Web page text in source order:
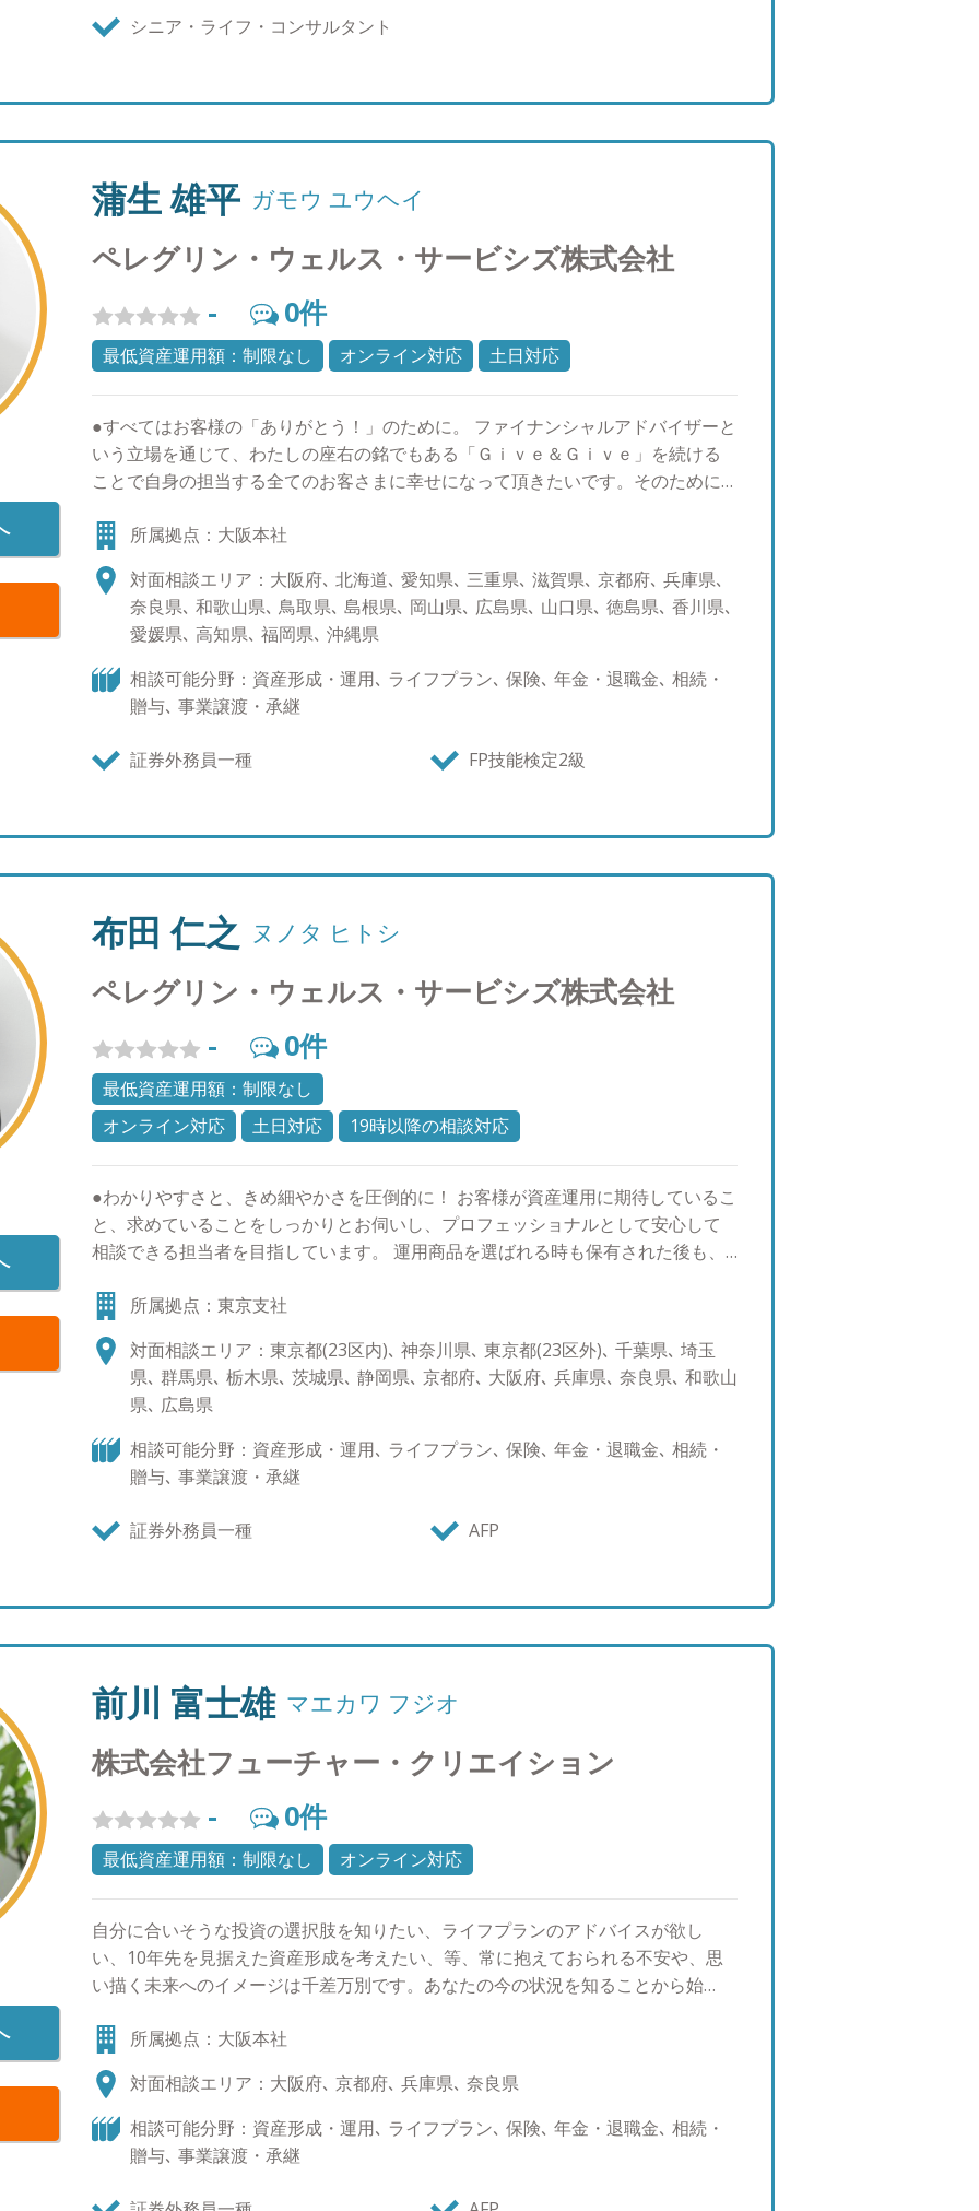
います。課題を見つけることは容易ですがそれを解決させるためにはそれ相応の
り返し行っていき「お金周りは任せた」と言ってもらえるように精進します。
無く、上手く働いているかのチェックや生活や考え方が変化したときにはメンテ
ナンスをすることが必要です。専任の担当者が長く担当することができること
や、仲介する預かり資産を重視したフィービジネスモデルはお客様との利益相反
が起きにくく、中長期の人生設計に適していると思います。 ●趣味 アウトドア：
家族でキャンプやBBQをすることが好きです。 ゴルフ：学生時代から我流で覚え
ました。我流で覚えたため上手くはありません。 スポーツ観戦：特定の種目が好
きだというよりもひとつの目標に向って進んでいる姿に力を貰っています。 ●好
きな本 「高田明と読む世阿弥 昨日の自分を超えていく」高田明／日経BP
シニア・ライフ・コンサルタント
蒲生 雄平 ガモウ ユウヘイ
ペレグリン・ウェルス・サービシズ株式会社
- 0件
最低資産運用額：制限なし オンライン対応 土日対応
●すべてはお客様の「ありがとう！」のために。 ファイナンシャルアドバイザーと
いう立場を通じて、わたしの座右の銘でもある「Ｇｉｖｅ＆Ｇｉｖｅ」を続ける
ことで自身の担当する全てのお客さまに幸せになって頂きたいです。そのために
案だけでなく、お客様のライフスタイルに関わる様々な付加価値の提供が出来る
と確信しております。そしてどんな些細なことでも、「まずは蒲生さんに聞いて
みよう」と真っ先に声を掛けてもらえる担当者になれるよう、日々精進しており
ます。 ●人生１００年時代を共に歩みましょう！ 人生１００年時代と言われる
中、資産形成の重要性が高まっていることは事実であり、あらゆる金融機関で中
長期での運用目標を見据えた資産運用（ゴールベースアプローチ）の提案が主流
となってきています。ただ、その実現にはやはり長期的にお客様を支える関係性
営業ノルマもありませんから、生涯担当を実現できる立場にあり、自分がお客様
和６１年９月１３日生まれ。 ・モチベーションの向上と健康を考え、休日と可能
ることは心の健康にも非常に良い効用があるようです！ 家族との過ごし方も大き
く変化があり、前職では難しかったのですが平日に家族全員で食卓を囲む事がで
きるようになり、週末の金曜日には外食に出かけるなど、休日だけでなく平日も
充実した日々を過ごしております。家族との会話が増え、プライベートな時間も
多く取れるので、これから英会話など30代の習い事に挑戦しようと考えておりま
す。
所属拠点：大阪本社
対面相談エリア：大阪府､ 北海道､ 愛知県､ 三重県､ 滋賀県､ 京都府､ 兵庫県､
奈良県､ 和歌山県､ 鳥取県､ 島根県､ 岡山県､ 広島県､ 山口県､ 徳島県､ 香川県､
愛媛県､ 高知県､ 福岡県､ 沖縄県
相談可能分野：資産形成・運用､ ライフプラン､ 保険､ 年金・退職金､ 相続・
贈与､ 事業譲渡・承継
証券外務員一種 FP技能検定2級
布田 仁之 ヌノタ ヒトシ
ペレグリン・ウェルス・サービシズ株式会社
- 0件
最低資産運用額：制限なし
オンライン対応
土日対応 19時以降の相談対応
●わかりやすさと、きめ細やかさを圧倒的に！ お客様が資産運用に期待しているこ
と、求めていることをしっかりとお伺いし、プロフェッショナルとして安心して
相談できる担当者を目指しています。 運用商品を選ばれる時も保有された後も、
ることがあります。株式等の価格変動商品はナマモノと同じで、今日良いと思っ
ても明日も同じく良い状況とは限りません。適宜、お客様の心理状況を想像しな
がら先回りして情報提供を行うことで、お客様に資産運用を安心して行っていた
だけることを心掛けています。 ●IFAとしての想い IFAの存在はまだまだご存じな
い方も多いかと思います。大切な資産を相談する際には、大手証券の看板に安心
感を覚えるお客様もいらっしゃると思います。ただ、様々な業界でパーソナル化
が進んでいる今、資産運用においてもお客様のご意向や目的は取引の選択肢や情
手が変わることなく、お客様のご意向やお考えに合わせて長期にわたり相談でき
所属拠点：東京支社
対面相談エリア：東京都(23区内)､ 神奈川県､ 東京都(23区外)､ 千葉県､ 埼玉
県､ 群馬県､ 栃木県､ 茨城県､ 静岡県､ 京都府､ 大阪府､ 兵庫県､ 奈良県､ 和歌山
県､ 広島県
相談可能分野：資産形成・運用､ ライフプラン､ 保険､ 年金・退職金､ 相続・
贈与､ 事業譲渡・承継
証券外務員一種 AFP
前川 富士雄 マエカワ フジオ
株式会社フューチャー・クリエイション
- 0件
最低資産運用額：制限なし オンライン対応
自分に合いそうな投資の選択肢を知りたい、ライフプランのアドバイスが欲し
い、10年先を見据えた資産形成を考えたい、等、常に抱えておられる不安や、思
い描く未来へのイメージは千差万別です。あなたの今の状況を知ることから始
より、企業または個人が持つ大切な資産をどのように守っていくか？そのための
プランニングが重視され、FPの存在価値・重要性は益々高まっています。 フュー
チャークリエイションの合言葉は、「あなたの人生に、笑顔と豊かさ、そして感
動を！」。日本中から「老後不安」という言葉をなくしたい。そのような想いを
胸に一人でも多くの方のお役に立ちたいと考えています。人生100年時代 一生涯寄
のテーマ】 さらに多く、人と喜びを分かち合うにはどうしたらいいか？ 【好きな
所属拠点：大阪本社
対面相談エリア：大阪府､ 京都府､ 兵庫県､ 奈良県
相談可能分野：資産形成・運用､ ライフプラン､ 保険､ 年金・退職金､ 相続・
贈与､ 事業譲渡・承継